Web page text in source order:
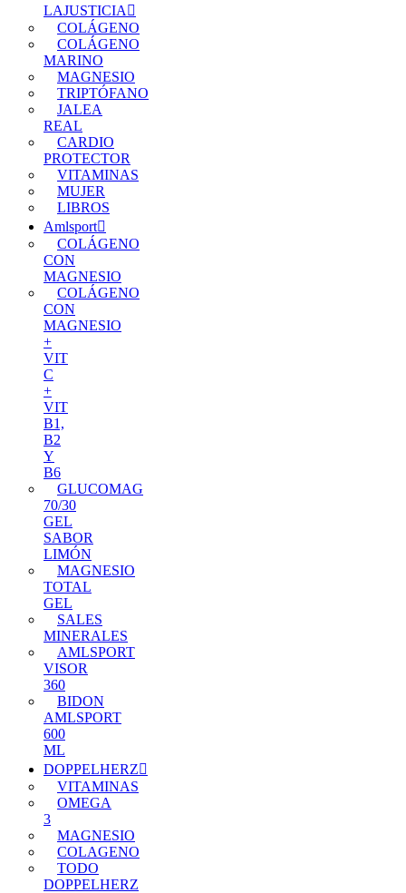
LAJUSTICIA
COLÁGENO
COLÁGENO
MARINO
MAGNESIO
TRIPTÓFANO
JALEA
REAL
CARDIO
PROTECTOR
VITAMINAS
MUJER
LIBROS
Amlsport
COLÁGENO
CON
MAGNESIO
COLÁGENO
CON
MAGNESIO
+
VIT
C
+
VIT
B1,
B2
Y
B6
GLUCOMAG
70/30
GEL
SABOR
LIMÓN
MAGNESIO
TOTAL
GEL
SALES
MINERALES
AMLSPORT
VISOR
360
BIDON
AMLSPORT
600
ML
DOPPELHERZ
VITAMINAS
OMEGA
3
MAGNESIO
COLAGENO
TODO
DOPPELHERZ